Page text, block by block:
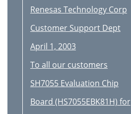
Renesas Technology Corp
Customer Support Dept
April 1, 2003
To all our customers
SH7055 Evaluation Chip
Board (HS7055EBK81H) for